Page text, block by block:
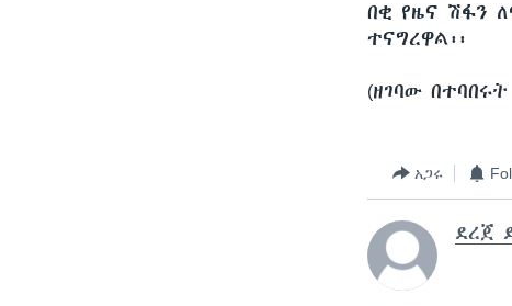
በቂ የዜና ሽፋን
ተናግረዋል፡፡
(ዘገባው
አጋሩ
ደረጀ